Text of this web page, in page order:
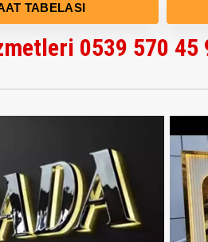
TABELASI
0539 570 45